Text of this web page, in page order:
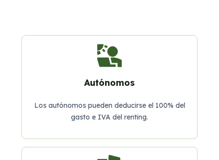
Autónomos
Los autónomos pueden deducirse el 100% del
gasto e IVA del renting.